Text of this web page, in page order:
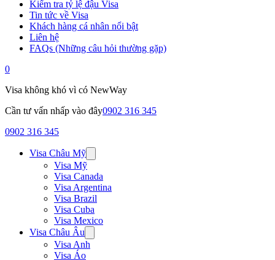
Kiểm tra tỷ lệ đậu Visa
Tin tức về Visa
Khách hàng cá nhân nổi bật
Liên hệ
FAQs (Những câu hỏi thường gặp)
0
Visa không khó vì có NewWay
Cần tư vấn nhấp vào đây0902 316 345
0902 316 345
Visa Châu Mỹ
Visa Mỹ
Visa Canada
Visa Argentina
Visa Brazil
Visa Cuba
Visa Mexico
Visa Châu Âu
Visa Anh
Visa Áo